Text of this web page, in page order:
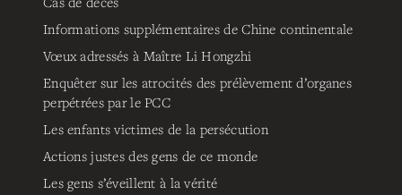
Informations supplémentaires de Chine continentale
Vœux adressés à Maître Li Hongzhi
Enquêter sur les atrocités des prélèvement d’organes
perpétrées par le PCC
Les enfants victimes de la persécution
Actions justes des gens de ce monde
Les gens s’éveillent à la vérité